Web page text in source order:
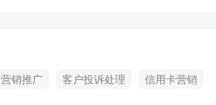
营销推广 客户投诉处理 信用卡营销